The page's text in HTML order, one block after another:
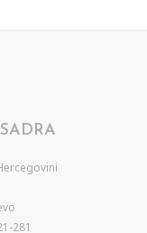
281